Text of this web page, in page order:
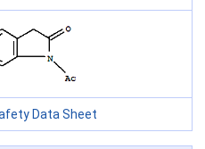
Data Sheet